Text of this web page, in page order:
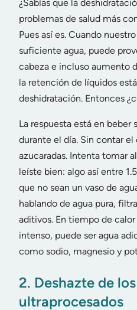
¿Sabías que la
problemas de salud más
Pues así es. Cuando
suficiente agua, puede
cabeza e incluso aumento
la retención de líquidos
deshidratación. Entonces
La respuesta está en
durante el día. Sin contar el
azucaradas. Intenta tomar
leíste bien: algo así entre
que no sean un vaso de
hablando de agua pura,
aditivos. En tiempo de
intenso, puede ser agua
como sodio, magnesio y
2. Deshazte de
ultraprocesados